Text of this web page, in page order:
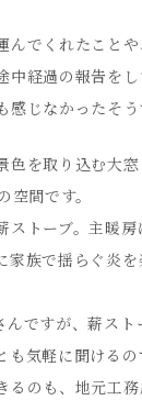
んでくれたこと
中経過の報告を
じなかったそう
色を取り込む大
間です。
ストーブ。主暖
家族で揺らぐ炎
ですが、薪スト
も気軽に聞ける
のも、地元工務